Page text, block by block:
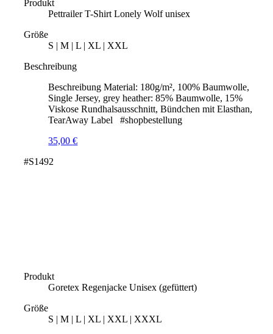
Produkt
Pettrailer T-Shirt Lonely Wolf unisex
Größe
S | M | L | XL | XXL
Beschreibung
Beschreibung Material: 180g/m², 100% Baumwolle,
Single Jersey, grey heather: 85% Baumwolle, 15%
Viskose Rundhalsausschnitt, Bündchen mit Elasthan,
TearAway Label #shopbestellung
35,00€
#S1492
Produkt
Goretex Regenjacke Unisex (gefüttert)
Größe
S | M | L | XL | XXL | XXXL